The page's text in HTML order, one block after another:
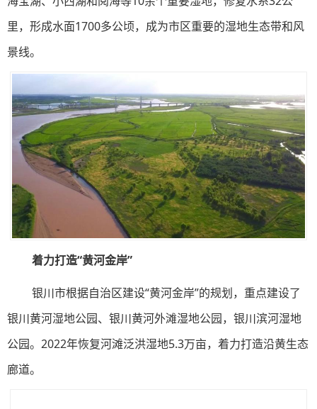
里，形成水面1700多公顷，成为市区重要的湿地生态带和风
景线。
着力打造“黄河金岸”
银川市根据自治区建设“黄河金岸”的规划，重点建设了
银川黄河湿地公园、银川黄河外滩湿地公园，银川滨河湿地
公园。2022年恢复河滩泛洪湿地5.3万亩，着力打造沿黄生态
廊道。